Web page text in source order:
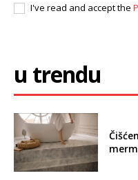
I've read and accept the
u trendu